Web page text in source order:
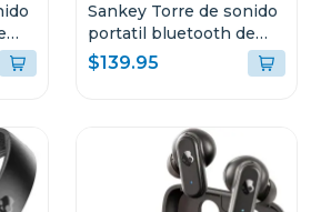
Sankey Torre de sonido
portatil bluetooth de
60w rms pa8dcn
$139.95